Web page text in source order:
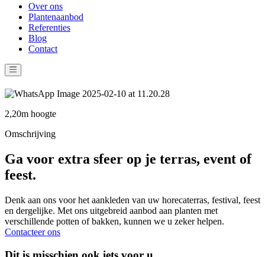
Over ons
Plantenaanbod
Referenties
Blog
Contact
2,20m hoogte
Omschrijving
Ga voor extra sfeer op je terras, event of
feest.
Denk aan ons voor het aankleden van uw horecaterras, festival, feest
en dergelijke. Met ons uitgebreid aanbod aan planten met
verschillende potten of bakken, kunnen we u zeker helpen.
Contacteer ons